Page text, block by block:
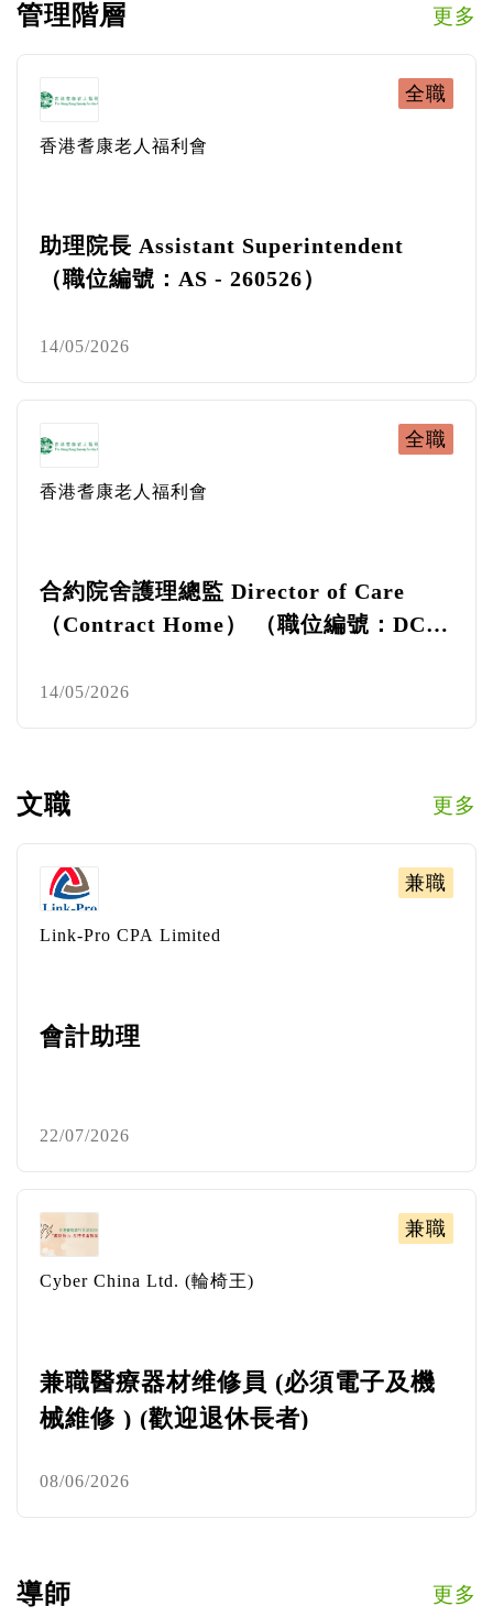
管理階層 更多
全職
香港耆康老人福利會
助理院長 Assistant Superintendent
（職位編號：AS - 260526）
14/05/2026
全職
香港耆康老人福利會
合約院舍護理總監 Director of Care
（Contract Home） （職位編號：DC
14/05/2026
文職 更多
兼職
Link-Pro CPA Limited
會計助理
22/07/2026
兼職
Cyber China Ltd. (輪椅王)
兼職醫療器材维修員 (必須電子及機
械維修 ) (歡迎退休長者)
08/06/2026
導師 更多